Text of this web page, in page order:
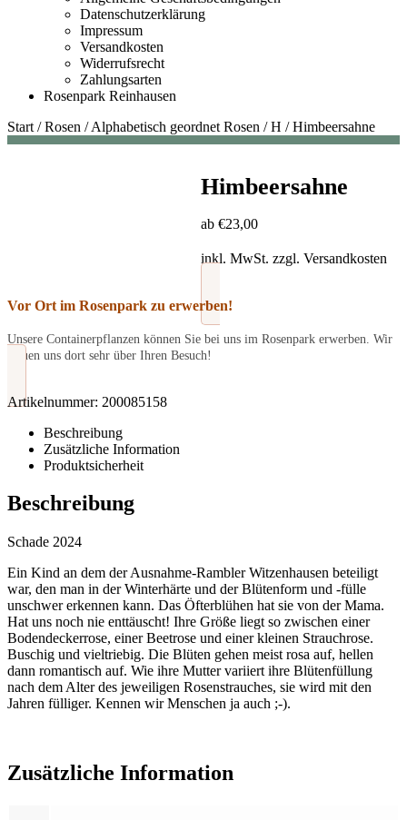
Datenschutzerklärung
Impressum
Versandkosten
Widerrufsrecht
Zahlungsarten
Rosenpark Reinhausen
Start /Rosen /Alphabetisch geordnet Rosen /H /Himbeersahne
Himbeersahne
ab €23,00
inkl. MwSt. zzgl. Versandkosten
Vor Ort im Rosenpark zu erwerben!
Unsere Containerpflanzen können Sie bei uns im Rosenpark erwerben. Wir
freuen uns dort sehr über Ihren Besuch!
Artikelnummer: 200085158
Beschreibung
Zusätzliche Information
Produktsicherheit
Beschreibung
Schade 2024
Ein Kind an dem der Ausnahme-Rambler Witzenhausen beteiligt
war, den man in der Winterhärte und der Blütenform und -fülle
unschwer erkennen kann. Das Öfterblühen hat sie von der Mama.
Hat uns noch nie enttäuscht! Ihre Größe liegt so zwischen einer
Bodendeckerrose, einer Beetrose und einer kleinen Strauchrose.
Buschig und vieltriebig. Die Blüten gehen meist rosa auf, hellen
dann romantisch auf. Wie ihre Mutter variiert ihre Blütenfüllung
nach dem Alter des jeweiligen Rosenstrauches, sie wird mit den
Jahren fülliger. Kennen wir Menschen ja auch ;-).
Zusätzliche Information